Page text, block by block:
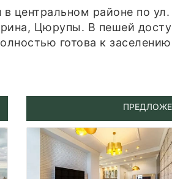
центральном районе по
Цюрупы. В пешей
готова к